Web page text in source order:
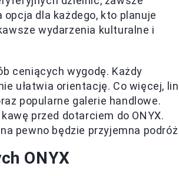
dla każdego, kto planuje
wydarzenia kulturalne i
ceniących wygodę. Każdy
ułatwia orientację. Co więcej,
popularne galerie handlowe.
przed dotarciem do ONYX.
pewno będzie przyjemna
ONYX